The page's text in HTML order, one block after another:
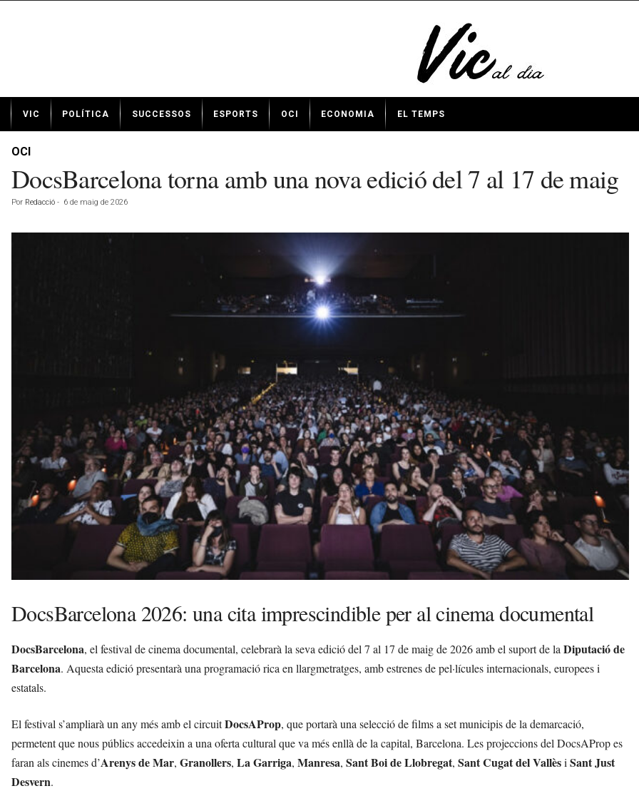
t
VIC POLÍTICA SUCCESSOS ESPORTS OCI ECONOMIA EL TEMPS
OCI
DocsBarcelona torna amb una nova edició del 7 al 17 de maig
Por Redacció - 6 de maig de 2026
DocsBarcelona 2026: una cita imprescindible per al cinema documental
DocsBarcelona, el festival de cinema documental, celebrarà la seva edició del 7 al 17 de maig de 2026 amb el suport de laDiputació de
Barcelona. Aquesta edició presentarà una programació rica en llargmetratges, amb estrenes de pel·lícules internacionals, europees i
estatals.
El festival s’ampliarà un any més amb el circuitDocsAProp, que portarà una selecció de films a set municipis de la demarcació,
permetent que nous públics accedeixin a una oferta cultural que va més enllà de la capital, Barcelona. Les projeccions del DocsAProp es
faran als cinemes d’Arenys de Mar, Granollers, La Garriga, Manresa, Sant Boi de Llobregat, Sant Cugat del VallèsiSant Just
Desvern.